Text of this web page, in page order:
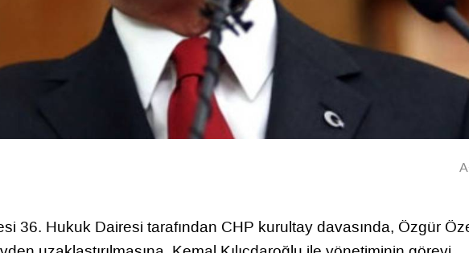
36. Hukuk Dairesi tarafından CHP kurultay davasında, Özgür